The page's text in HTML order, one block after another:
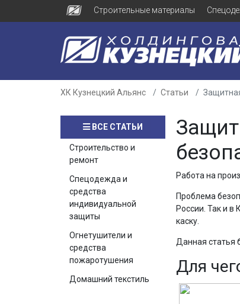
Строительные материалы
ХК Кузнецкий Альянс Статьи
ВСЕ СТАТЬИ
Строительство и
ремонт
Спецодежда и
средства
индивидуальной
защиты
Огнетушители и
средства
пожаротушения
Домашний текстиль
Работа на
Проблема
России. Так и в
каску.
Данная статья
Для